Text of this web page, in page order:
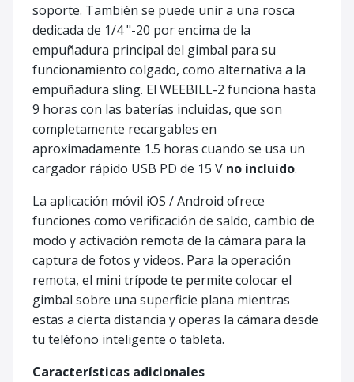
soporte. También se puede unir a una rosca
dedicada de 1/4 "-20 por encima de la
empuñadura principal del gimbal para su
funcionamiento colgado, como alternativa a la
empuñadura sling. El WEEBILL-2 funciona hasta
9 horas con las baterías incluidas, que son
completamente recargables en
aproximadamente 1.5 horas cuando se usa un
cargador rápido USB PD de 15 V no incluido.
La aplicación móvil iOS / Android ofrece
funciones como verificación de saldo, cambio de
modo y activación remota de la cámara para la
captura de fotos y videos. Para la operación
remota, el mini trípode te permite colocar el
gimbal sobre una superficie plana mientras
estas a cierta distancia y operas la cámara desde
tu teléfono inteligente o tableta.
Características adicionales